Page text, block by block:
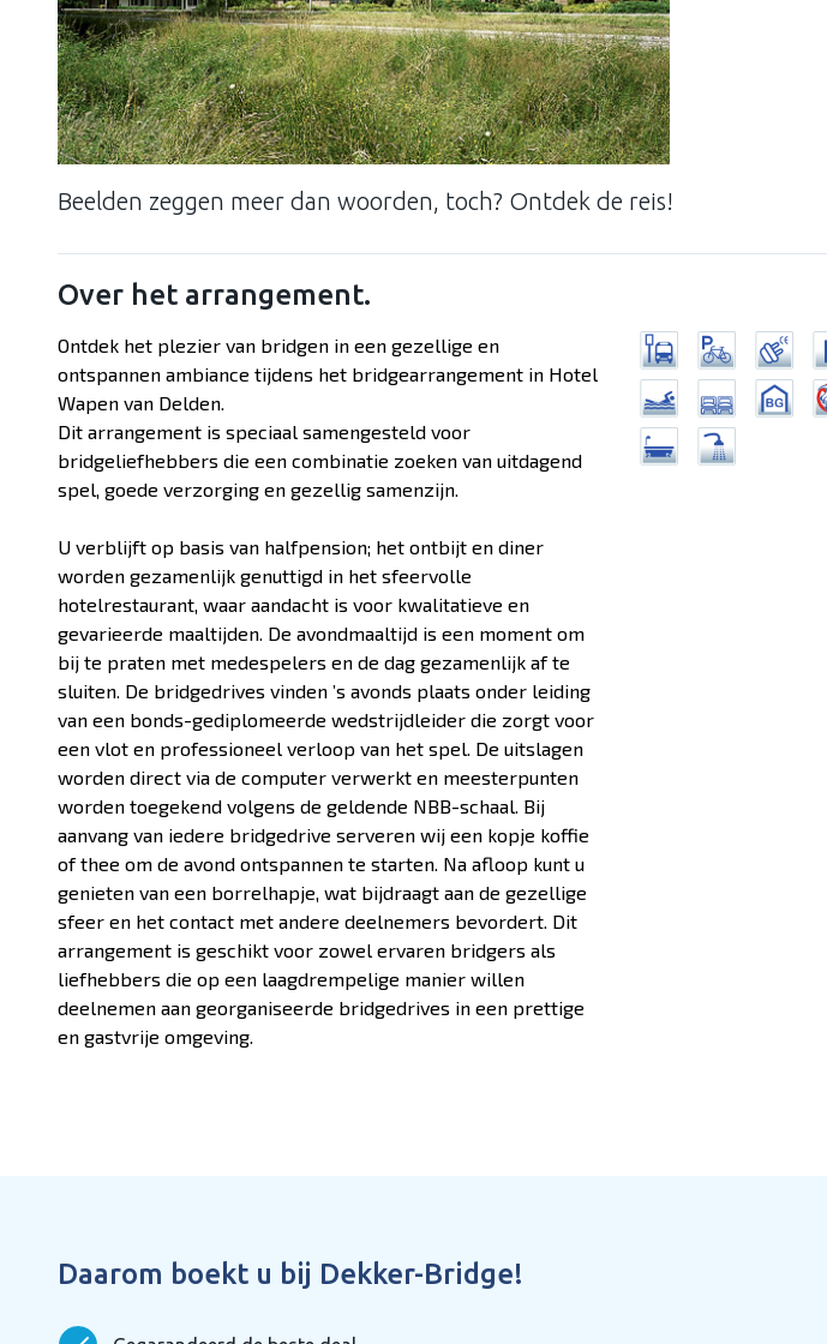
Beelden zeggen meer dan woorden, toch? Ontdek de reis!
Over het arrangement.
Ontdek het plezier van bridgen in een gezellige en
ontspannen ambiance tijdens het bridgearrangement in Hotel
Wapen van Delden.
Dit arrangement is speciaal samengesteld voor
bridgeliefhebbers die een combinatie zoeken van uitdagend
spel, goede verzorging en gezellig samenzijn.
U verblijft op basis van halfpension; het ontbijt en diner
worden gezamenlijk genuttigd in het sfeervolle
hotelrestaurant, waar aandacht is voor kwalitatieve en
gevarieerde maaltijden. De avondmaaltijd is een moment om
bij te praten met medespelers en de dag gezamenlijk af te
sluiten. De bridgedrives vinden ’s avonds plaats onder leiding
van een bonds-gediplomeerde wedstrijdleider die zorgt voor
een vlot en professioneel verloop van het spel. De uitslagen
worden direct via de computer verwerkt en meesterpunten
worden toegekend volgens de geldende NBB-schaal. Bij
aanvang van iedere bridgedrive serveren wij een kopje koffie
of thee om de avond ontspannen te starten. Na afloop kunt u
genieten van een borrelhapje, wat bijdraagt aan de gezellige
sfeer en het contact met andere deelnemers bevordert. Dit
arrangement is geschikt voor zowel ervaren bridgers als
liefhebbers die op een laagdrempelige manier willen
deelnemen aan georganiseerde bridgedrives in een prettige
en gastvrije omgeving.
Daarom boekt u bij Dekker-Bridge!